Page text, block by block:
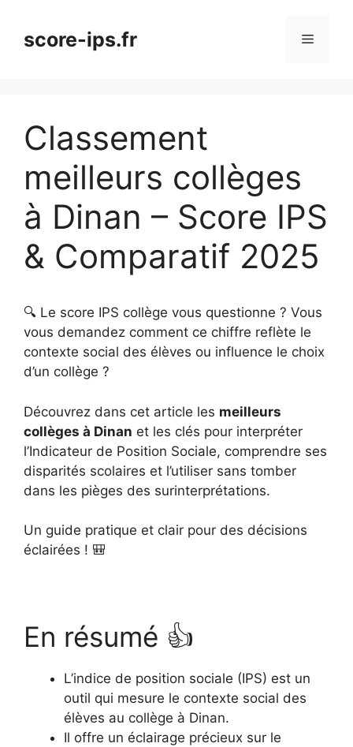
contenuscore-ips.fr Menu
Classement
meilleurs collèges
à Dinan – Score IPS
& Comparatif 2025
🔍 Le score IPS collège vous questionne ? Vous
vous demandez comment ce chiffre reflète le
contexte social des élèves ou influence le choix
d’un collège ?
Découvrez dans cet article les meilleurs
collèges à Dinan et les clés pour interpréter
l’Indicateur de Position Sociale, comprendre ses
disparités scolaires et l’utiliser sans tomber
dans les pièges des surinterprétations.
Un guide pratique et clair pour des décisions
éclairées ! 🎒
En résumé 👍
L’indice de position sociale (IPS) est un
outil qui mesure le contexte social des
élèves au collège à Dinan.
Il offre un éclairage précieux sur le